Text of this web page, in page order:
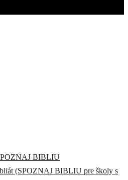
BIBLIU
(SPOZNAJ BIBLIU pre školy s